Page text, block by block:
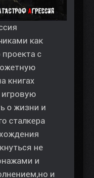
как
с
книгах
о жизни и
сталкера
не
и
и